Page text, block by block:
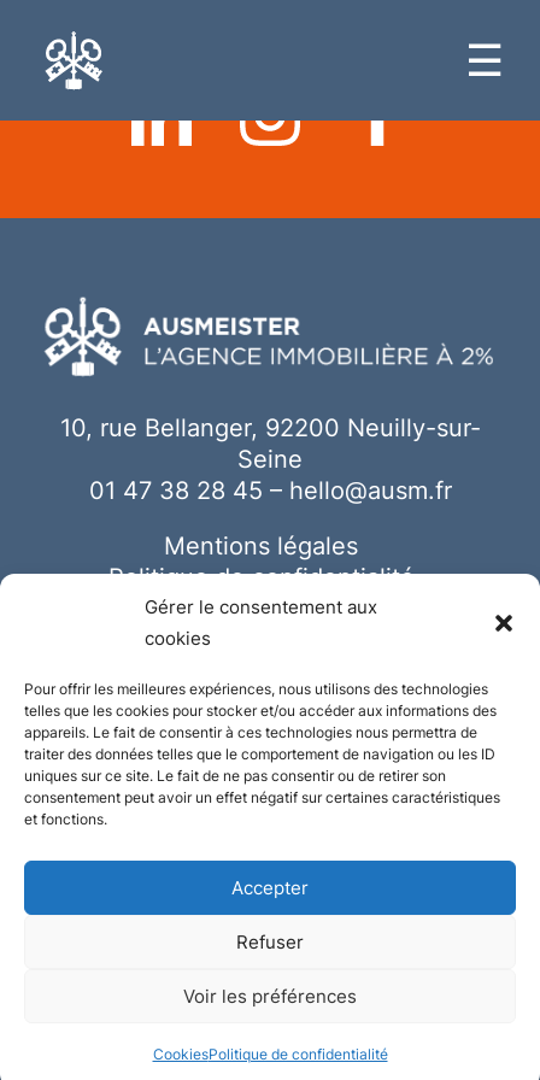
Gérer le consentement aux
cookies
Pour offrir les meilleures expériences, nous utilisons des technologies
telles que les cookies pour stocker et/ou accéder aux informations des
appareils. Le fait de consentir à ces technologies nous permettra de
traiter des données telles que le comportement de navigation ou les ID
uniques sur ce site. Le fait de ne pas consentir ou de retirer son
consentement peut avoir un effet négatif sur certaines caractéristiques
et fonctions.
Accepter
Refuser
Voir les préférences
CookiesPolitique de confidentialité
☰
10, rue Bellanger, 92200 Neuilly-sur-
Seine
01 47 38 28 45 – hello@ausm.fr
Mentions légales
Politique de confidentialité
Cookies
Conception et réalisation :Plate